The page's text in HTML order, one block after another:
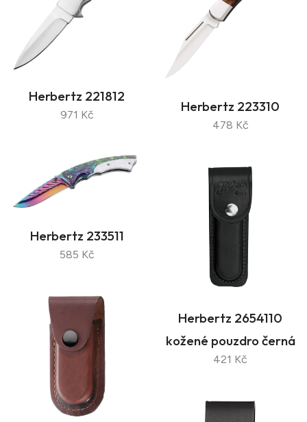
Herbertz 221812
971 Kč
Herbertz 223310
478 Kč
Herbertz 233511
585 Kč
Herbertz 2654110
kožené pouzdro černá
421 Kč